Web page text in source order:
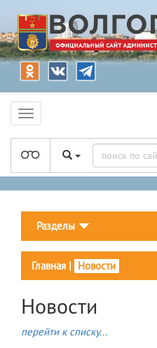
Разделы
Главная | Новости
Новости
перейти к списку...